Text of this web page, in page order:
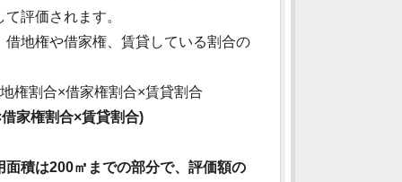
て評価されます。
地権や借家権、賃貸している割合の
権割合×借家権割合×賃貸割合
家権割合×賃貸割合)
積は200㎡までの部分で、評価額の